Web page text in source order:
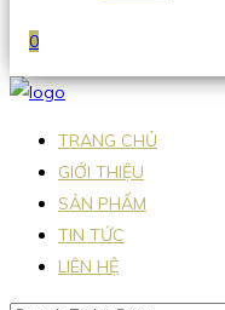
0
TRANG CHỦ
GIỚI THIỆU
SẢN PHẨM
TIN TỨC
LIÊN HỆ